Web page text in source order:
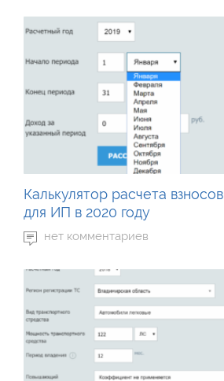
Калькулятор расчета взносов
для ИП в 2020 году
нет комментариев